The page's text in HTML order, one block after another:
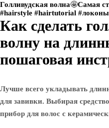
Голливудская волна🤩Самая
#hairstyle #hairtutorial
Как сделать
волну на
пошаговая
Лучше всего укладывать
для завивки. Выбирая
прибор для волос с